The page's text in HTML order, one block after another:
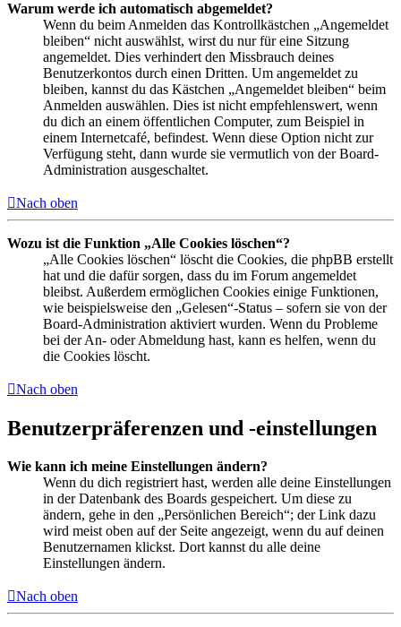
Warum werde ich automatisch abgemeldet?
Wenn du beim Anmelden das Kontrollkästchen „Angemeldet
bleiben“ nicht auswählst, wirst du nur für eine Sitzung
angemeldet. Dies verhindert den Missbrauch deines
Benutzerkontos durch einen Dritten. Um angemeldet zu
bleiben, kannst du das Kästchen „Angemeldet bleiben“ beim
Anmelden auswählen. Dies ist nicht empfehlenswert, wenn
du dich an einem öffentlichen Computer, zum Beispiel in
einem Internetcafé, befindest. Wenn diese Option nicht zur
Verfügung steht, dann wurde sie vermutlich von der Board-
Administration ausgeschaltet.
Nach oben
Wozu ist die Funktion „Alle Cookies löschen“?
„Alle Cookies löschen“ löscht die Cookies, die phpBB erstellt
hat und die dafür sorgen, dass du im Forum angemeldet
bleibst. Außerdem ermöglichen Cookies einige Funktionen,
wie beispielsweise den „Gelesen“-Status – sofern sie von der
Board-Administration aktiviert wurden. Wenn du Probleme
bei der An- oder Abmeldung hast, kann es helfen, wenn du
die Cookies löscht.
Nach oben
Benutzerpräferenzen und -einstellungen
Wie kann ich meine Einstellungen ändern?
Wenn du dich registriert hast, werden alle deine Einstellungen
in der Datenbank des Boards gespeichert. Um diese zu
ändern, gehe in den „Persönlichen Bereich“; der Link dazu
wird meist oben auf der Seite angezeigt, wenn du auf deinen
Benutzernamen klickst. Dort kannst du alle deine
Einstellungen ändern.
Nach oben